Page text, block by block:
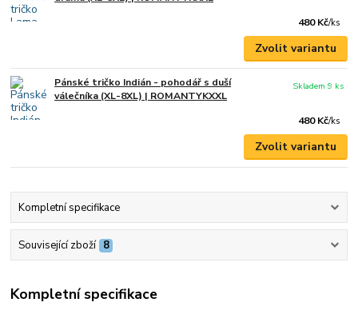
480 Kč/ks
Zvolit variantu
Pánské tričko Indián - pohodář s duší
válečníka (XL-8XL) | ROMANTYKXXL
480 Kč/ks
Skladem 9 ks
Zvolit variantu
Kompletní specifikace
Související zboží 8
Kompletní specifikace